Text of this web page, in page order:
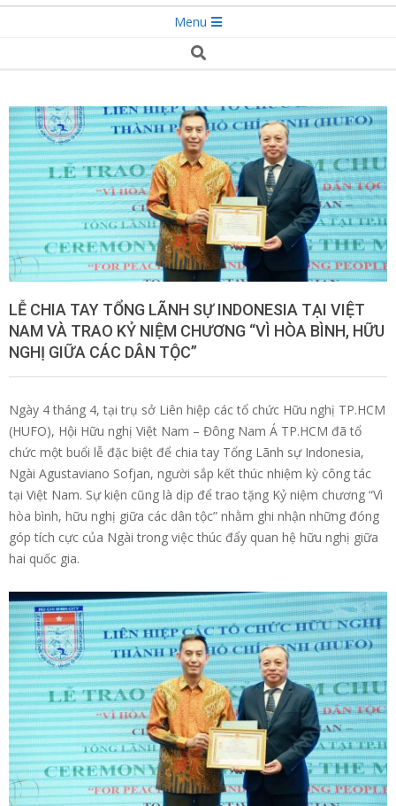
Menu
Search
LỄ CHIA TAY TỔNG LÃNH SỰ INDONESIA TẠI VIỆT
NAM VÀ TRAO KỶ NIỆM CHƯƠNG “VÌ HÒA BÌNH, HỮU
NGHỊ GIỮA CÁC DÂN TỘC”
Ngày 4 tháng 4, tại trụ sở Liên hiệp các tổ chức Hữu nghị TP.HCM
(HUFO), Hội Hữu nghị Việt Nam – Đông Nam Á TP.HCM đã tổ
chức một buổi lễ đặc biệt để chia tay Tổng Lãnh sự Indonesia,
Ngài Agustaviano Sofjan, người sắp kết thúc nhiệm kỳ công tác
tại Việt Nam. Sự kiện cũng là dịp để trao tặng Kỷ niệm chương “Vì
hòa bình, hữu nghị giữa các dân tộc” nhằm ghi nhận những đóng
góp tích cực của Ngài trong việc thúc đẩy quan hệ hữu nghị giữa
hai quốc gia.